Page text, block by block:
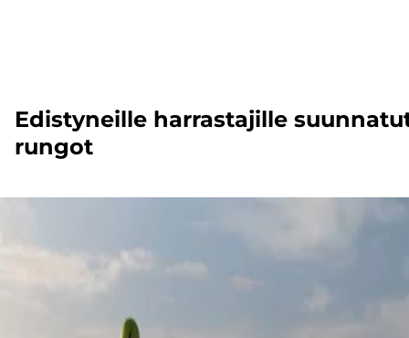
Edistyneille harrastajille
rungot